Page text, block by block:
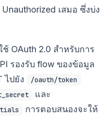
เสมอ ซึ่งบ่ง
OAuth 2.0 สำหรับการ
รองรับ flow ของข้อมูล
ไปยัง
/oauth/token
และ
การตอบสนองจะให้